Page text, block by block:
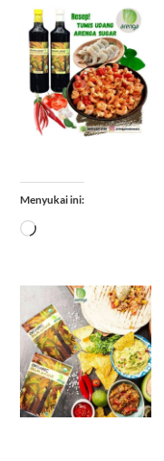
Menyukai ini:
Memuat...